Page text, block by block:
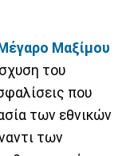
Μαξίμου
του
που
των εθνικών
των